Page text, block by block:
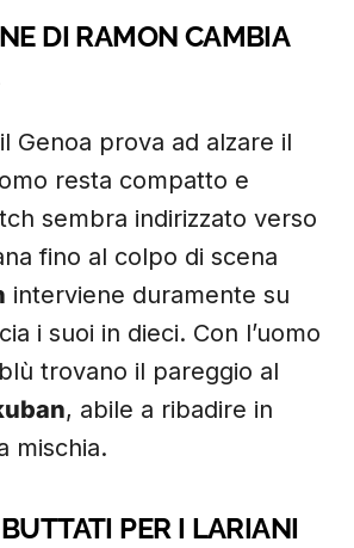
DI RAMON CAMBIA
Genoa prova ad alzare il
resta compatto e
sembra indirizzato verso
fino al colpo di scena
interviene duramente su
i suoi in dieci. Con l’uomo
trovano il pareggio al
, abile a ribadire in
mischia.
PER I LARIANI